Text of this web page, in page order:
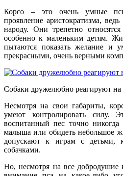
Корсо – это очень умные
проявление аристократизма,
народу. Они трепетно
особенно к маленьким детям.
пытаются показать желание и
прекрасными, очень верными
Собаки дружелюбно реагируют на
Несмотря на свои габариты,
умеют контролировать силу.
воспитанный пес точно
малыша или обидеть небольшое
допускают к играм с детьми,
собачками.
Но, несмотря на все добродушие